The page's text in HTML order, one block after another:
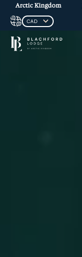
Arctic Kingdom